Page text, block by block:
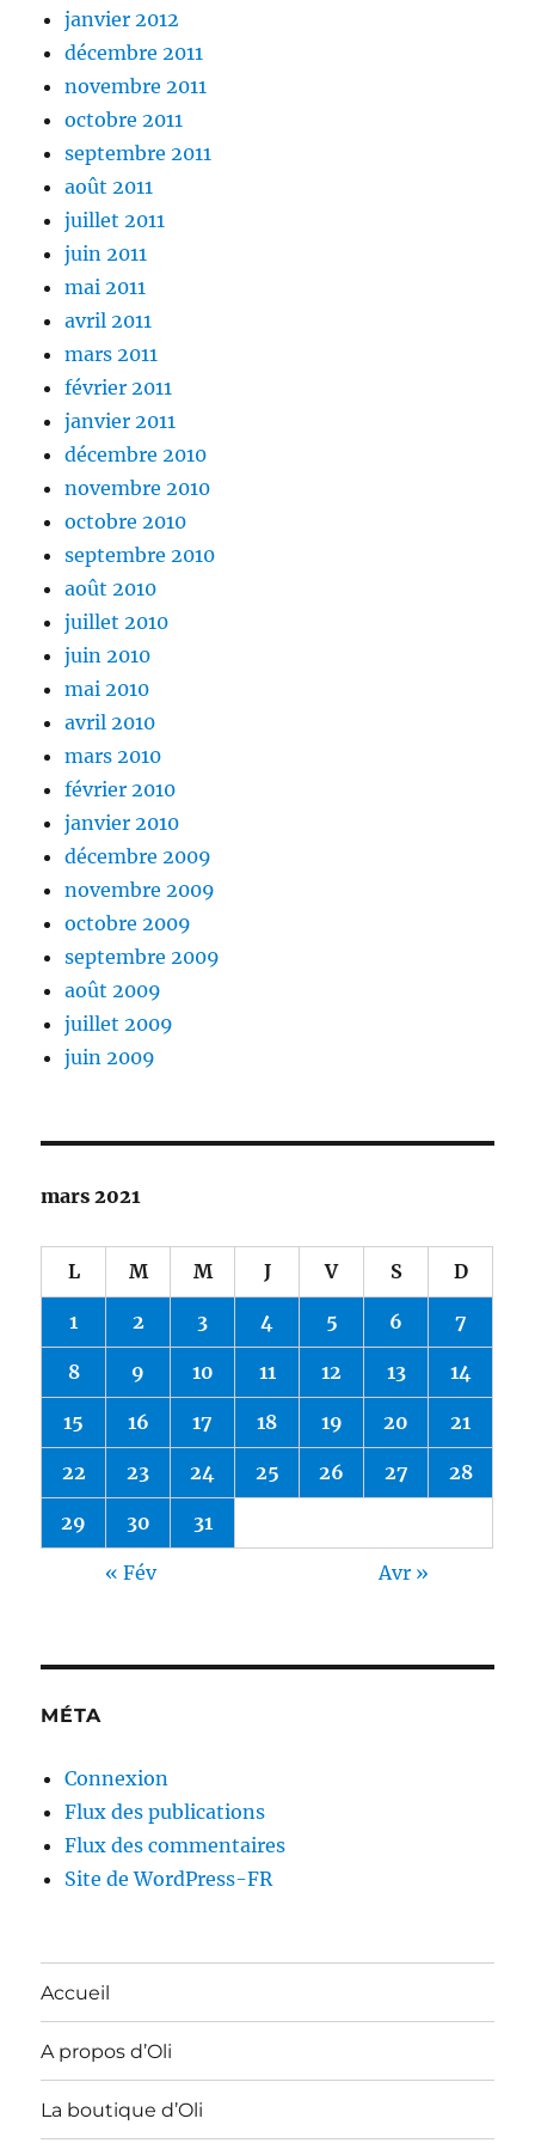
janvier 2012
décembre 2011
novembre 2011
octobre 2011
septembre 2011
août 2011
juillet 2011
juin 2011
mai 2011
avril 2011
mars 2011
février 2011
janvier 2011
décembre 2010
novembre 2010
octobre 2010
septembre 2010
août 2010
juillet 2010
juin 2010
mai 2010
avril 2010
mars 2010
février 2010
janvier 2010
décembre 2009
novembre 2009
octobre 2009
septembre 2009
août 2009
juillet 2009
juin 2009
mars 2021
L M M J V S D
1 2 3 4 5 6 7
8 9 10 11 12 13 14
15 16 17 18 19 20 21
22 23 24 25 26 27 28
29 30 31
« Fév Avr »
MÉTA
Connexion
Flux des publications
Flux des commentaires
Site de WordPress-FR
Accueil
A propos d’Oli
La boutique d’Oli